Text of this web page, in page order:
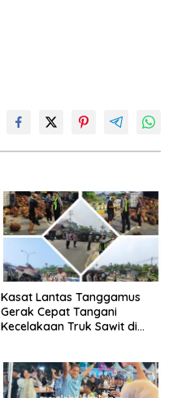
Kasat Lantas Tanggamus
Gerak Cepat Tangani
Kecelakaan Truk Sawit di